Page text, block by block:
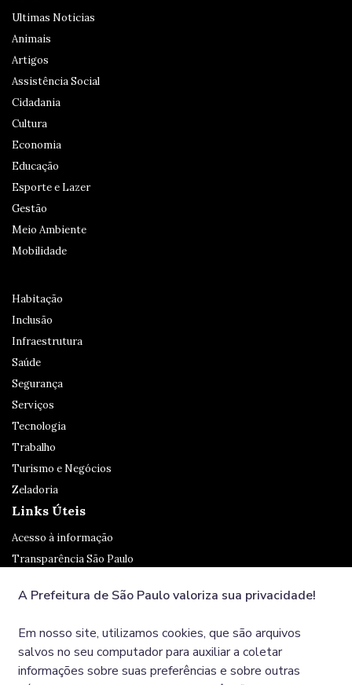
Ultimas Noticias
Animais
Artigos
Assistência Social
Cidadania
Cultura
Economia
Educação
Esporte e Lazer
Gestão
Meio Ambiente
Mobilidade
Habitação
Inclusão
Infraestrutura
Saúde
Segurança
Serviços
Tecnologia
Trabalho
Turismo e Negócios
Zeladoria
Links Úteis
Acesso à informação
Transparência São Paulo
Ouvidoria
A Prefeitura de São Paulo valoriza sua privacidade!
Em nosso site, utilizamos cookies, que são arquivos
salvos no seu computador para auxiliar a coletar
informações sobre suas preferências e sobre outras